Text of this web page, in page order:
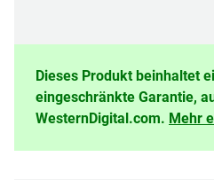
Dieses Produkt beinhaltet
eingeschränkte Garantie,
WesternDigital.com. Mehr